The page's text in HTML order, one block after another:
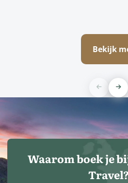
Bekijk
Waarom boek je
Travel?